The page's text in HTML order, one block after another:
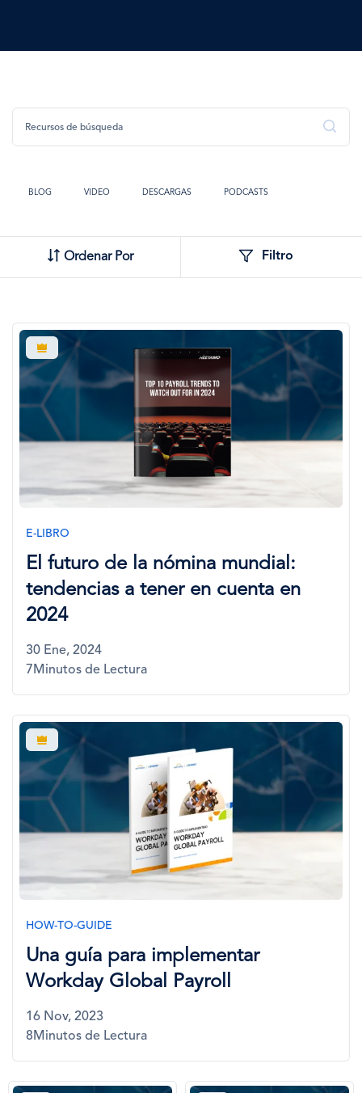
BLOG VIDEO DESCARGAS PODCASTS
Ordenar Por Filtro
Imagen
E-LIBRO
El futuro de la nómina mundial:
tendencias a tener en cuenta en
2024
30 Ene, 2024
7Minutos de Lectura
Imagen
HOW-TO-GUIDE
Una guía para implementar
Workday Global Payroll
16 Nov, 2023
8Minutos de Lectura